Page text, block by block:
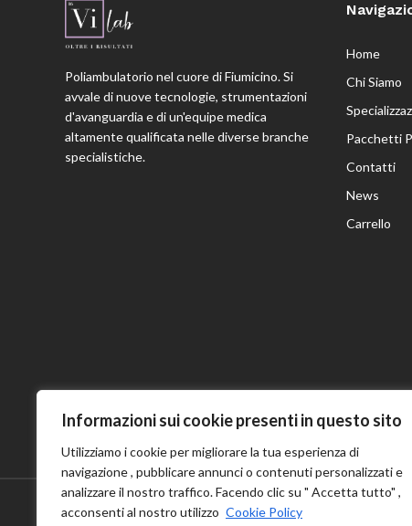
Informazioni sui cookie presenti in questo sito
Utilizziamo i cookie per migliorare la tua esperienza di
navigazione , pubblicare annunci o contenuti personalizzati e
analizzare il nostro traffico. Facendo clic su " Accetta tutto" ,
acconsenti al nostro utilizzo Cookie Policy
Poliambulatorio nel cuore di Fiumicino. Si
avvale di nuove tecnologie, strumentazioni
d'avanguardia e di un'equipe medica
altamente qualificata nelle diverse branche
specialistiche.
Home
Chi Siamo
Pacchetti
Contatti
News
Carrello